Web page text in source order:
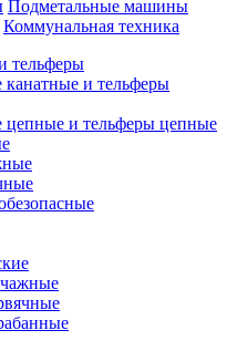
Подметальные машины
Коммунальная техника
тельферы
канатные и тельферы
цепные и тельферы цепные